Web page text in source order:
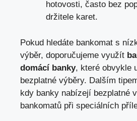
hotovosti, často bez
držitele karet.
Pokud hledáte bankomat s
výběr, doporučujeme využít
domácí banky, které obvykle
bezplatné výběry. Dalším
kdy banky nabízejí bezplatné
bankomatů při speciálních